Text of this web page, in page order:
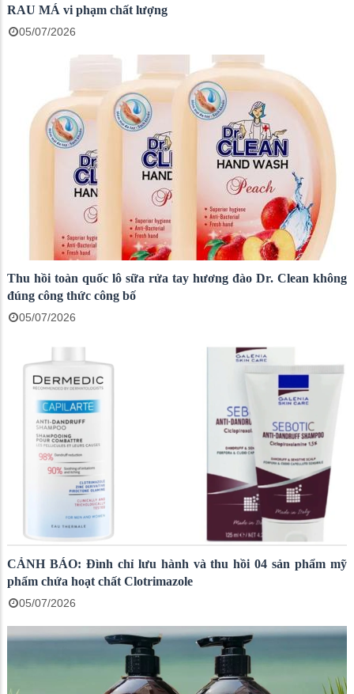
RAU MÁ vi phạm chất lượng
05/07/2026
Thu hồi toàn quốc lô sữa rửa tay hương đào Dr. Clean không
đúng công thức công bố
05/07/2026
CẢNH BÁO: Đình chỉ lưu hành và thu hồi 04 sản phẩm mỹ
phẩm chứa hoạt chất Clotrimazole
05/07/2026